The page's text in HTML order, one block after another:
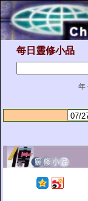
每日靈修小品
年